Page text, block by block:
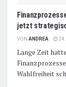
jetzt
VON ANDREA
Lange Zeit
Wahlfreiheit